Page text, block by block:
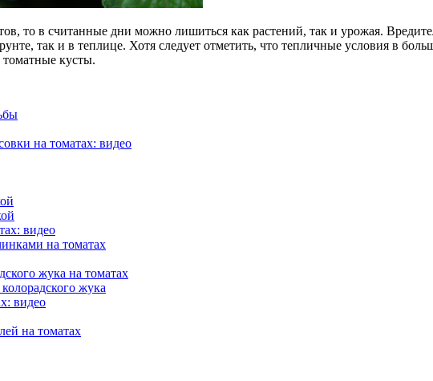
то в считанные дни можно лишиться как растений, так и урожая.
так и в теплице. Хотя следует отметить, что тепличные условия в
кусты.
на томатах: видео
видео
на томатах
жука на томатах
жука
видео
на томатах